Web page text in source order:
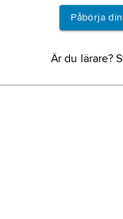
Påbörja
Är du lärare?